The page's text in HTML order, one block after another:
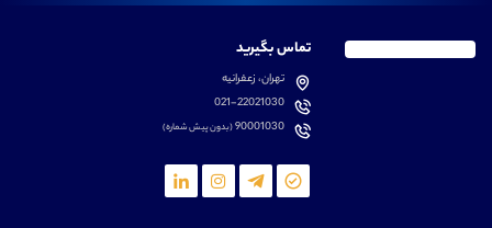
تماس بگیرید
تهران، زعفرانیه
021-22021030
90001030(بدون پیش شماره)